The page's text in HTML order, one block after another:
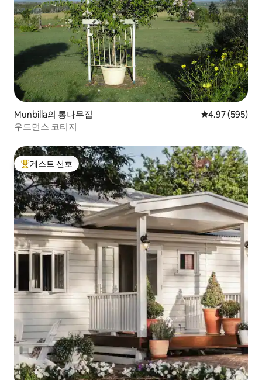
Munbilla의 통나무집 평점 4.97점(5
4.97 (595)
우드먼스 코티지
상위 게스트 선호
게스트 선호